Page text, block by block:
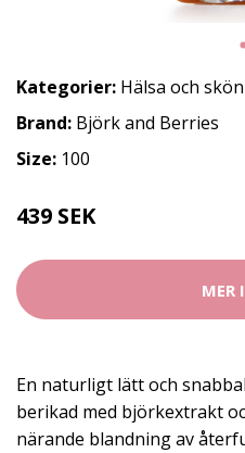
Kategorier: Hälsa och
Brand: Björk and Berries
Size: 100
439 SEK
MER
En naturligt lätt och
berikad med björkextrakt
närande blandning av